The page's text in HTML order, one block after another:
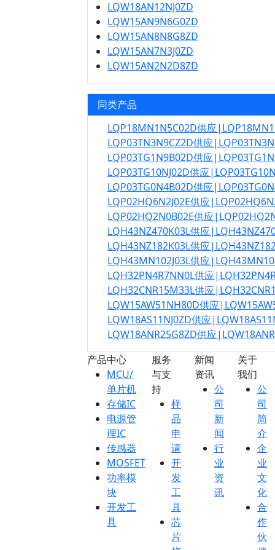
LQW18AN12NJ0ZD
LQW15AN9N6G0ZD
LQW15AN8N8G8ZD
LQW15AN7N3J0ZD
LQW15AN2N2D8ZD
同类产品
LQP18MN1N5C02D供应
LQP03TN3N9CZ2D供应
LQP03TG1N9B02D供应
LQP03TG10NJ02D供应
LQP03TG0N4B02D供应
LQP02HQ6N2J02E供应
LQP02HQ2N0B02E供应
LQH43NZ470K03L供应
LQH43NZ182K03L供应
LQH43MN102J03L供应
LQH32PN4R7NN0L供应
LQH32CNR15M33L供应
LQW15AW51NH80D供应
LQW18AS11NJ0ZD供应
LQW18ANR25G8ZD供应
产品中心
MCU/
单片机
存储IC
电源管
理IC
传感器
MOSFET
功率模
块
开发工
具
服务
与支
持
样
品
申
请
开
发
工
具
芯
片
新闻
资讯
公
司
新
闻
行
业
资
讯
关于
我们
公
司
简
介
企
业
文
化
合
作
伙